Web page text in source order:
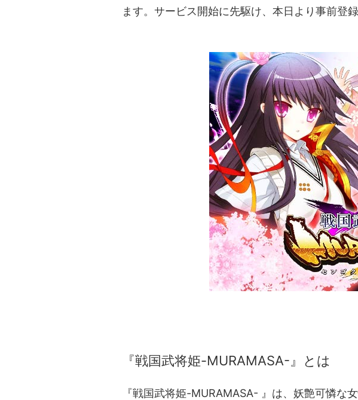
ます。サービス開始に先駆け、本日より事前登
『戦国武将姫-MURAMASA-』とは
『戦国武将姫-MURAMASA- 』は、妖艶可憐な